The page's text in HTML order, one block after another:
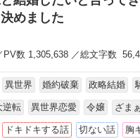
めました
PV数 1,305,638 ／総文字数
異世界 婚約破棄 政略結婚
逆転 異世界恋愛 令嬢 ざま
ドキドキする話 切ない話 胸